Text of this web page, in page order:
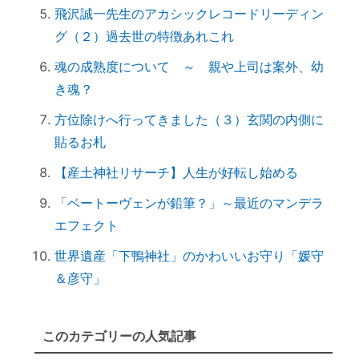
「産土神社」の読み方は？ 意味や語源
は？
【ご感想｜カウンセリング】深く納得でき
ました
「日本の神社」と「エジプトの神殿」の共
通点
スマホのない暮らし
引き寄せ難民のあなたへ｜その前にやるべ
きこととは？
前世を教えてもらったら｜書き換えなきゃ
損！
しちゃうのは、無意識からのメッセージ
飛沢誠一先生のアカシックレコードリーディン
グ（２）過去世の特徴あれこれ
魂の成熟度について ～ 親や上司は案外、幼
き魂？
方位除けへ行ってきました（３）玄関の内側に
貼るお札
【産土神社リサーチ】人生が好転し始める
「ベートーヴェンが鉛筆？」～最近のマンデラ
エフェクト
世界遺産「下鴨神社」のかわいいお守り「媛守
＆彦守」
このカテゴリーの人気記事